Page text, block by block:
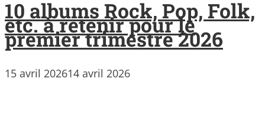
10 albums Rock, Pop, Folk,
etc. à retenir pour le
premier trimestre 2026
15 avril 202614 avril 2026